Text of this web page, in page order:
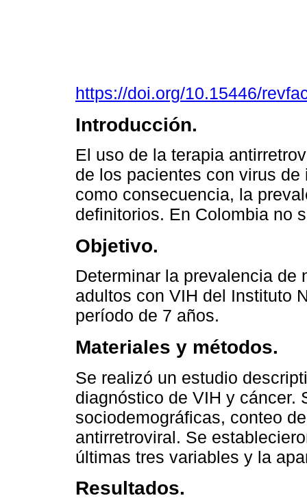
https://doi.org/10.15446/
Introducción.
El uso de la terapia
de los pacientes con virus
como consecuencia, la
definitorios. En Colombia no
Objetivo.
Determinar la prevalencia de
adultos con VIH del Instituto
período de 7 años.
Materiales y métodos.
Se realizó un estudio
diagnóstico de VIH y cáncer.
sociodemográficas, conteo
antirretroviral. Se
últimas tres variables y la
Resultados.